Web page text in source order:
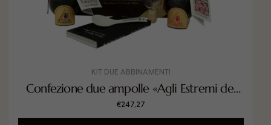
KIT DUE ABBINAMENTI
Confezione due ampolle «Agli Estremi del
Gusto»
€247,27